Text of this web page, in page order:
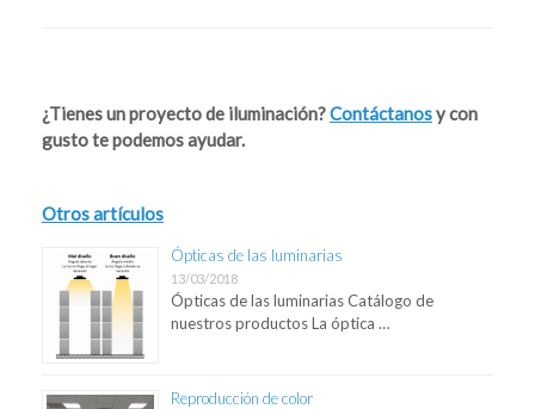
¿Tienes un proyecto de iluminación?Contáctanosy con
gusto te podemos ayudar.
Otros artículos
Ópticas de las luminarias
13/03/2018
Ópticas de las luminarias Catálogo de
nuestros productos La óptica …
Reproducción de color